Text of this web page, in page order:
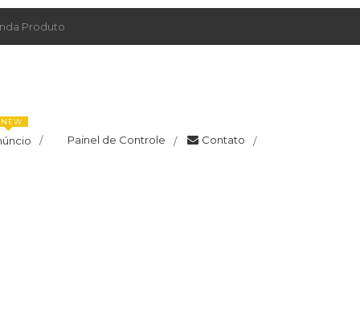
Produto
/
NEW
Painel de Controle / Contato /